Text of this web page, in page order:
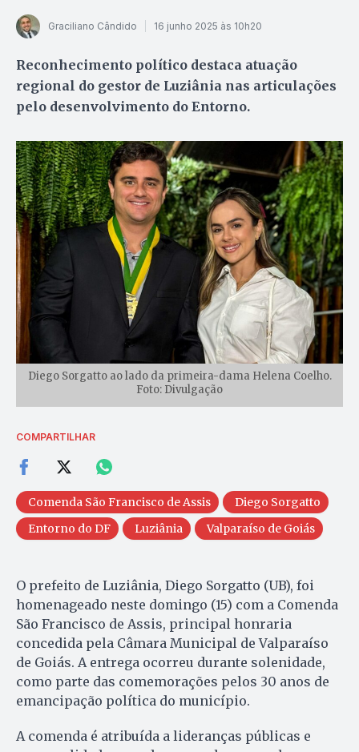
Graciliano Cândido 16 junho 2025 às 10h20
Reconhecimento político destaca atuação
regional do gestor de Luziânia nas articulações
pelo desenvolvimento do Entorno.
Diego Sorgatto ao lado da primeira-dama Helena Coelho.
Foto: Divulgação
COMPARTILHAR
Comenda São Francisco de Assis
Diego Sorgatto
Entorno do DF
Luziânia Valparaíso de Goiás
O prefeito de Luziânia, Diego Sorgatto (UB), foi
homenageado neste domingo (15) com a Comenda
São Francisco de Assis, principal honraria
concedida pela Câmara Municipal de Valparaíso
de Goiás. A entrega ocorreu durante solenidade,
como parte das comemorações pelos 30 anos de
emancipação política do município.
A comenda é atribuída a lideranças públicas e